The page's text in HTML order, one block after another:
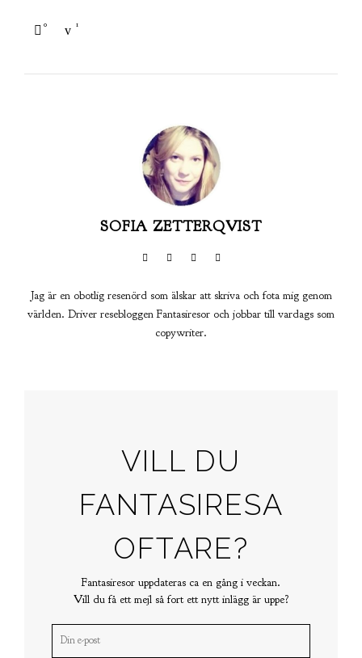
1
0
SOFIA ZETTERQVIST
Jag är en obotlig resenörd som älskar att skriva och fota mig genom
världen. Driver resebloggen Fantasiresor och jobbar till vardags som
copywriter.
VILL DU
FANTASIRESA
OFTARE?
Fantasiresor uppdateras ca en gång i veckan.
Vill du få ett mejl så fort ett nytt inlägg är uppe?